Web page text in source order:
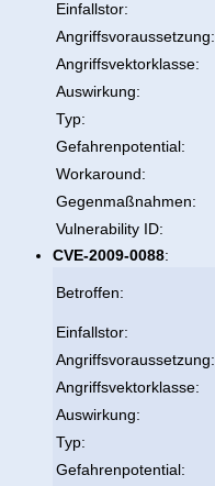
Einfallstor:
Angriffsvoraussetzung:
Angriffsvektorklasse:
Auswirkung:
Typ:
Gefahrenpotential:
Workaround:
Gegenmaßnahmen:
Vulnerability ID:
CVE-2009-0088:
Betroffen:
Einfallstor:
Angriffsvoraussetzung:
Angriffsvektorklasse:
Auswirkung:
Typ:
Gefahrenpotential: